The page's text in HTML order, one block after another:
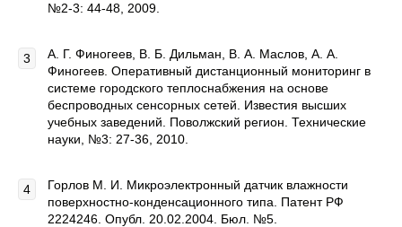
№2-3: 44-48, 2009.
А. Г. Финогеев, В. Б. Дильман, В. А. Маслов, А. А.
Финогеев. Оперативный дистанционный мониторинг в
системе городского теплоснабжения на основе
беспроводных сенсорных сетей. Известия высших
учебных заведений. Поволжский регион. Технические
науки, №3: 27-36, 2010.
Горлов М. И. Микроэлектронный датчик влажности
поверхностно-конденсационного типа. Патент РФ
2224246. Опубл. 20.02.2004. Бюл. №5.